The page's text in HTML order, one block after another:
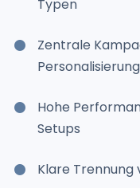
Typen
Zentrale
Personalisierung
Hohe
Setups
Klare Trennung